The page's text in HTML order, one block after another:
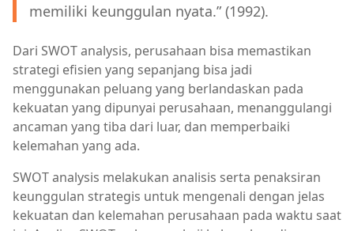
memiliki keunggulan nyata.” (1992).
Dari SWOT analysis, perusahaan bisa memastikan
strategi efisien yang sepanjang bisa jadi
menggunakan peluang yang berlandaskan pada
kekuatan yang dipunyai perusahaan, menanggulangi
ancaman yang tiba dari luar, dan memperbaiki
kelemahan yang ada.
SWOT analysis melakukan analisis serta penaksiran
keunggulan strategis untuk mengenali dengan jelas
kekuatan dan kelemahan perusahaan pada waktu saat